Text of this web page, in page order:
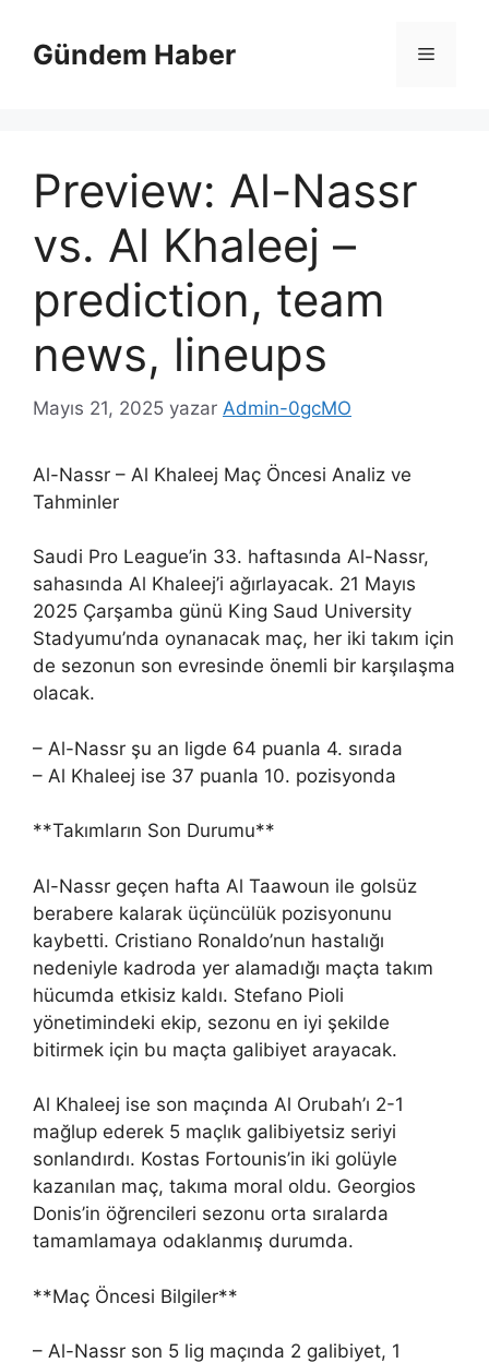
Gündem Haber Menü
Preview: Al-Nassr
vs. Al Khaleej –
prediction, team
news, lineups
Mayıs 21, 2025 yazar Admin-0gcMO
Al-Nassr – Al Khaleej Maç Öncesi Analiz ve
Tahminler
Saudi Pro League’in 33. haftasında Al-Nassr,
sahasında Al Khaleej’i ağırlayacak. 21 Mayıs
2025 Çarşamba günü King Saud University
Stadyumu’nda oynanacak maç, her iki takım için
de sezonun son evresinde önemli bir karşılaşma
olacak.
– Al-Nassr şu an ligde 64 puanla 4. sırada
– Al Khaleej ise 37 puanla 10. pozisyonda
**Takımların Son Durumu**
Al-Nassr geçen hafta Al Taawoun ile golsüz
berabere kalarak üçüncülük pozisyonunu
kaybetti. Cristiano Ronaldo’nun hastalığı
nedeniyle kadroda yer alamadığı maçta takım
hücumda etkisiz kaldı. Stefano Pioli
yönetimindeki ekip, sezonu en iyi şekilde
bitirmek için bu maçta galibiyet arayacak.
Al Khaleej ise son maçında Al Orubah’ı 2-1
mağlup ederek 5 maçlık galibiyetsiz seriyi
sonlandırdı. Kostas Fortounis’in iki golüyle
kazanılan maç, takıma moral oldu. Georgios
Donis’in öğrencileri sezonu orta sıralarda
tamamlamaya odaklanmış durumda.
**Maç Öncesi Bilgiler**
– Al-Nassr son 5 lig maçında 2 galibiyet, 1